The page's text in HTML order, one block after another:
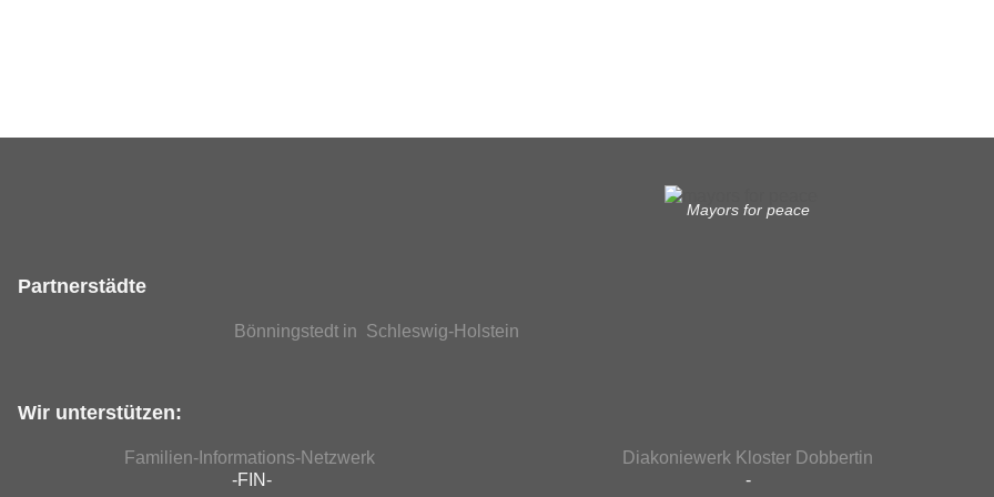
Mayors for peace
Partnerstädte
Bönningstedt in Schleswig-Holstein
Wir unterstützen:
Familien-Informations-Netzwerk
-FIN-
Diakoniewerk Kloster Dobbertin
-